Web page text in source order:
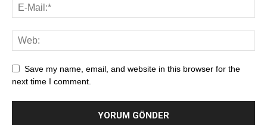
Save my name, email, and website in this browser for the
next time I comment.